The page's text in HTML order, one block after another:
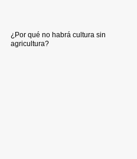
¿Por qué no habrá cultura sin
agricultura?